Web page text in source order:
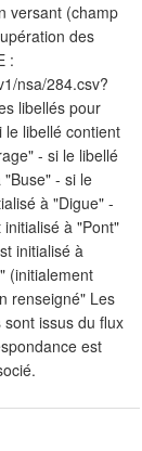
versant (champ
des
:
nsa/284.csv?
libellés pour
libellé contient
- si le libellé
- si le
à "Digue" -
à "Pont"
initialisé à
(initialement
renseigné" Les
issus du flux
est